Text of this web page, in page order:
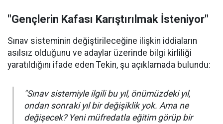
"Gençlerin Kafası Karıştırılmak İsteniyor"
Sınav sisteminin değiştirileceğine ilişkin iddiaların
asılsız olduğunu ve adaylar üzerinde bilgi kirliliği
yaratıldığını ifade eden Tekin, şu açıklamada bulundu:
"Sınav sistemiyle ilgili bu yıl, önümüzdeki yıl,
ondan sonraki yıl bir değişiklik yok. Ama ne
değişecek? Yeni müfredatla eğitim görüp bir